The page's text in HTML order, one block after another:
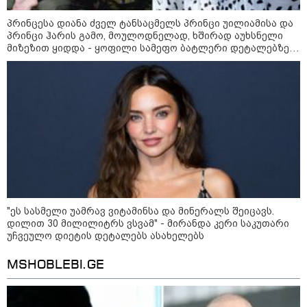
არჩევანის გაკეთება მოუწევს...
„ორ სკამზე ჯდომის“
შესაძლებლობა შეიძლება
დასრულდეს“ - მირიან
მირიანაშვილის ანალიზი
ჯარისკაცი, რომელიც 29 წელი
იბრძოდა, რადგან ომის
დამთავრების არ სჯეროდა...
მეცნიერება
პრინცესა დიანა ძველ ტანსაცმელს პრინცი უილიამისა და
პრინცი ჰარის გამო, მოულოდნელად, ხშირად აუხსნელი
მიზეზით ყიდდა - ყოფილი სამეფო ბატლერი დეტალებზე
საკუთარ წიგნში საუბრობს
"ეს სასმელი უამრავ ვიტამინსა და მინერალს შეიცავს.
დილით 30 მილილიტრს ვსვამ" - მირანდა კერი საკუთარი
უჩვეულო დიეტის დეტალებს ასახელებს
MSHOBLEBI.GE